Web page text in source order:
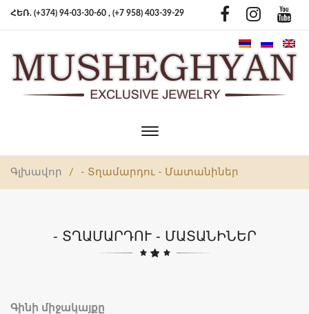
ՀԵՌ. (+374) 94-03-30-60 , (+7 958) 403-39-29
Toggle
Գլխավոր / - Տղամարդու - Մատանիներ
- ՏՂԱՄԱՐԴՈՒ - ՄԱՏԱՆԻՆԵՐ
Գինի միջակայքը